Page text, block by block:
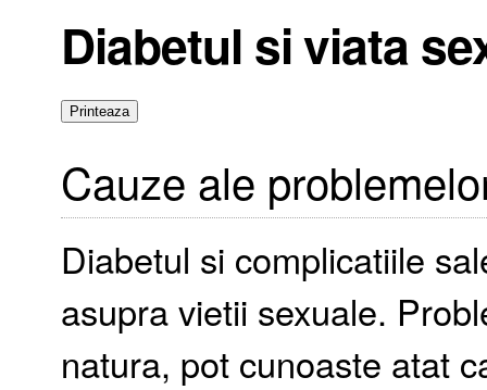
Diabetul si viata
Cauze ale
Diabetul si complicatiile
asupra vietii sexuale.
natura, pot cunoaste atat